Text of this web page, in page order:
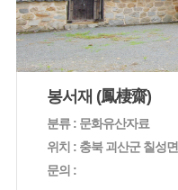
봉서재 (鳳棲齋)
분류 : 문화유산자료
위치 : 충북 괴산군 칠성
문의 :